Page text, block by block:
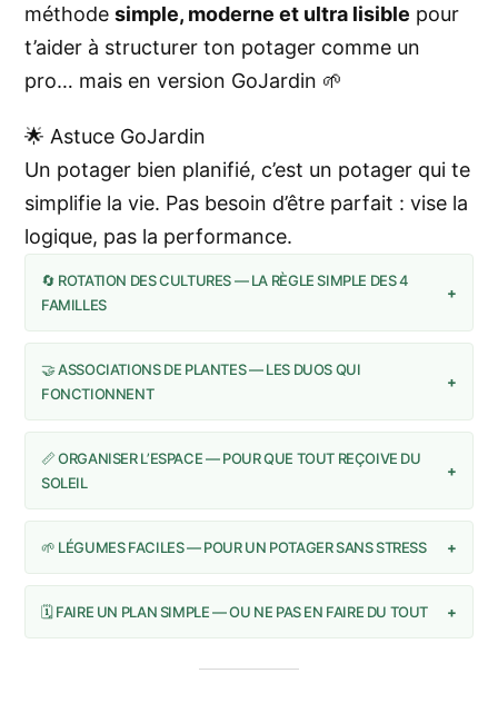
méthode simple, moderne et ultra lisible pour
t’aider à structurer ton potager comme un
pro… mais en version GoJardin 🌱
🌟 Astuce GoJardin
Un potager bien planifié, c’est un potager qui te
simplifie la vie. Pas besoin d’être parfait : vise la
logique, pas la performance.
🔄 ROTATION DES CULTURES — LA RÈGLE SIMPLE DES 4
FAMILLES
+
🤝 ASSOCIATIONS DE PLANTES — LES DUOS QUI
FONCTIONNENT
+
📏 ORGANISER L’ESPACE — POUR QUE TOUT REÇOIVE DU
SOLEIL
+
🌱 LÉGUMES FACILES — POUR UN POTAGER SANS STRESS +
🗓️ FAIRE UN PLAN SIMPLE — OU NE PAS EN FAIRE DU TOUT +